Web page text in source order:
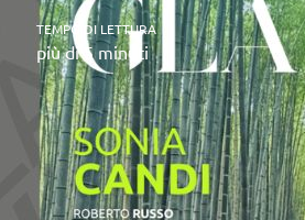
TEMPO DI LETTURA
più di 5 minuti